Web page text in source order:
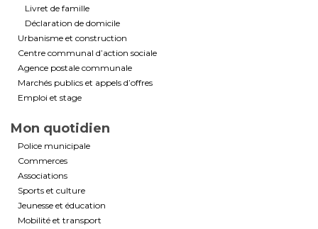
Livret de famille
Déclaration de domicile
Urbanisme et construction
Centre communal d’action sociale
Agence postale communale
Marchés publics et appels d’offres
Emploi et stage
Mon quotidien
Police municipale
Commerces
Associations
Sports et culture
Jeunesse et éducation
Mobilité et transport